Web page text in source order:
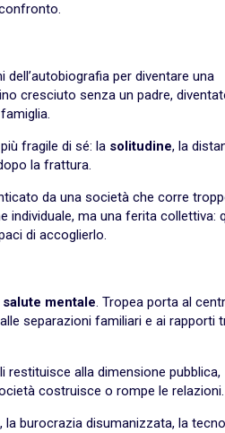
dell’autobiografia per diventare una
cresciuto senza un padre,
fragile di sé: la solitudine, la
la frattura.
da una società che corre
individuale, ma una ferita collettiva:
di accoglierlo.
salute mentale. Tropea porta al
separazioni familiari e ai rapporti
restituisce alla dimensione pubblica,
costruisce o rompe le relazioni.
, la burocrazia disumanizzata, la